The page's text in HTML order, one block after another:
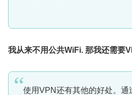
我从来不用公共WiFi. 那我还需要
使用VPN还有其他的好处。